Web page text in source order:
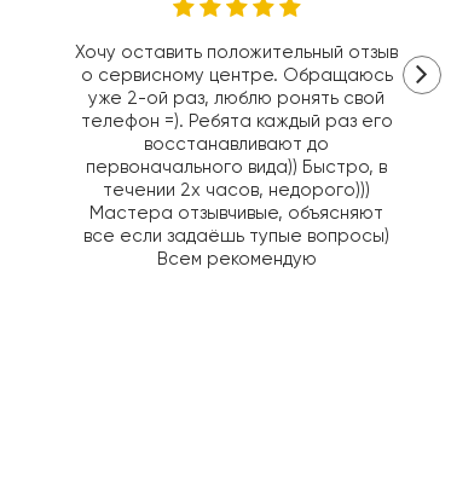
Хочу оставить положительный отзыв
о сервисному центре. Обращаюсь
уже 2-ой раз, люблю ронять свой
телефон =). Ребята каждый раз его
восстанавливают до
первоначального вида)) Быстро, в
течении 2х часов, недорого)))
Мастера отзывчивые, объясняют
все если задаёшь тупые вопросы)
Всем рекомендую